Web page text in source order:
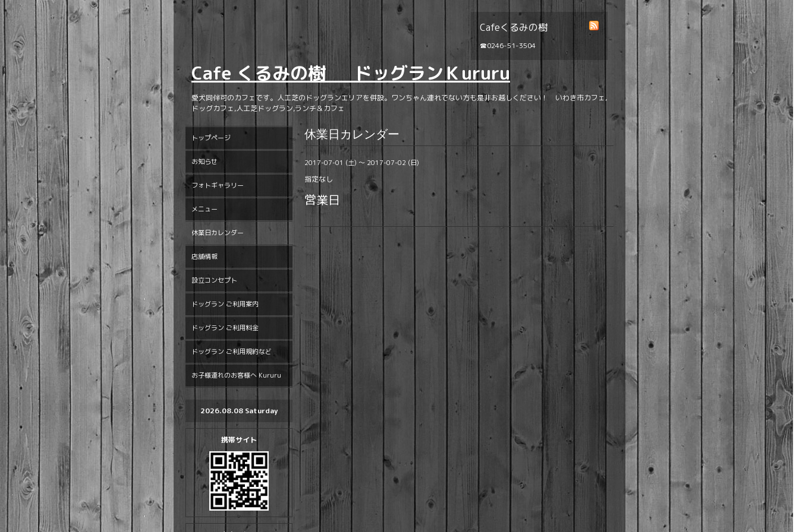
Cafeくるみの樹
☎0246-51-3504
Cafe くるみの樹 ドッグランＫururu
愛犬同伴可のカフェです。人工芝のドッグランエリアを併設。ワンちゃん連れでない方も是非お越しください！ いわき市カフェ,
ドッグカフェ,人工芝ドッグラン,ランチ＆カフェ
休業日カレンダー
2017-07-01 (土) ～ 2017-07-02 (日)
指定なし
営業日
トップページ
お知らせ
フォトギャラリー
メニュー
休業日カレンダー
店舗情報
設立コンセプト
ドッグラン ご利用案内
ドッグラン ご利用料金
ドッグラン ご利用規約など
お子様連れのお客様へ Kururu
2026.08.08 Saturday
携帯サイト